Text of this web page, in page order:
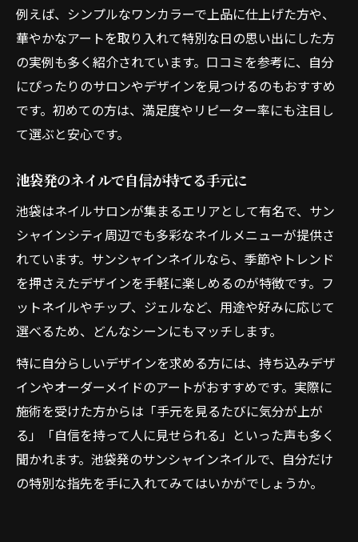
例えば、シンプルなワンカラーで上品に仕上げた方や、
華やかなアートを取り入れて特別な日の思い出にした方
の実例も多く紹介されています。口コミを参考に、自分
にぴったりのサロンやデザインを見つけるのもおすすめ
です。初めての方は、満足度やリピーター率にも注目し
て選ぶと安心です。
池袋発のネイルで自信が持てる手元に
池袋はネイルサロンが集まるエリアとして有名で、サン
シャインシティ周辺でも多彩なネイルメニューが提供さ
れています。サンシャインネイルなら、季節やトレンド
を押さえたデザインを手軽に楽しめるのが特徴です。フ
ットネイルやチップ、ジェルなど、用途や好みに応じて
選べるため、どんなシーンにもマッチします。
特に自分らしいデザインを求める方には、持ち込みデザ
インやオーダーメイドのアートがおすすめです。実際に
施術を受けた方からは「手元を見るたびに気分が上が
る」「自信を持って人に見せられる」といった声も多く
聞かれます。池袋発のサンシャインネイルで、自分だけ
の特別な指先を手に入れてみてはいかがでしょうか。